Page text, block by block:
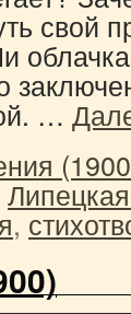
свой
…
,